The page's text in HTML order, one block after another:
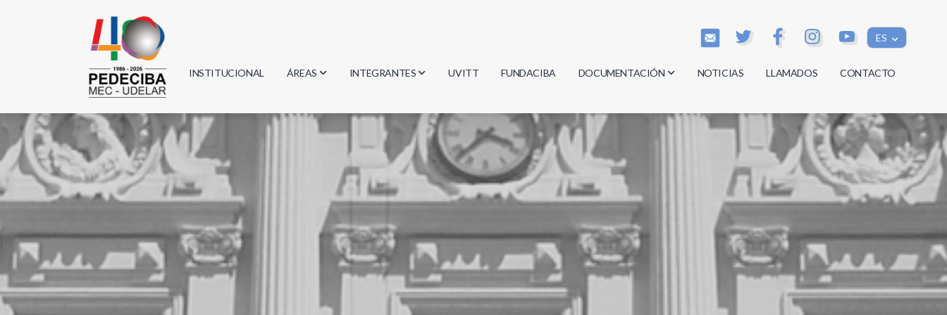
ES
INSTITUCIONAL ÁREAS
Biología
Informática
Matemática
INTEGRANTES
Investigadores
Estudiantes
Egresados
UVITT FUNDACIBA DOCUMENTACIÓN
Actas
Reglamentos
Documentos
NOTICIAS LLAMADOS CONTACTO